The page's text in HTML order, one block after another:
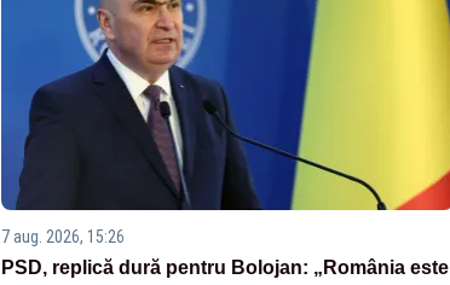
7 aug. 2026, 15:26
PSD, replică dură pentru Bolojan: „România este